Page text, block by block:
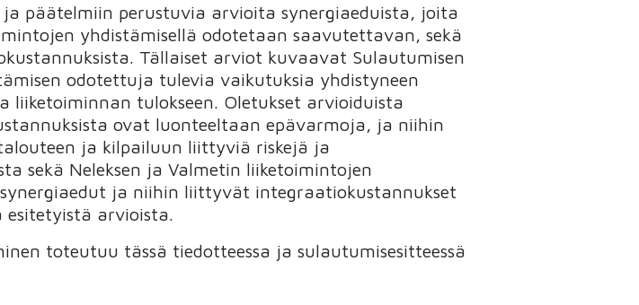
päätelmiin perustuvia arvioita synergiaeduista, joita
yhdistämisellä odotetaan saavutettavan, sekä
Tällaiset arviot kuvaavat Sulautumisen
odotettuja tulevia vaikutuksia yhdistyneen
tulokseen. Oletukset arvioiduista
ovat luonteeltaan epävarmoja, ja niihin
ja kilpailuun liittyviä riskejä ja
sekä Neleksen ja Valmetin liiketoimintojen
ja niihin liittyvät integraatiokustannukset
arvioista.
toteutuu tässä tiedotteessa ja sulautumisesitteessä